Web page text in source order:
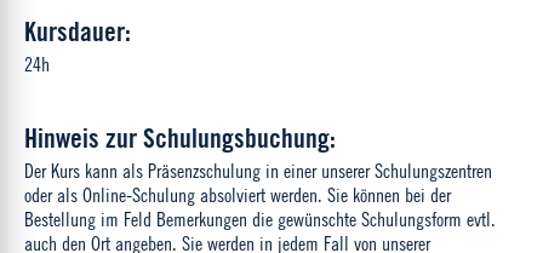
Kursdauer:
24h
Hinweis zur Schulungsbuchung:
Der Kurs kann als Präsenzschulung in einer unserer Schulungszentren
oder als Online-Schulung absolviert werden. Sie können bei der
Bestellung im Feld Bemerkungen die gewünschte Schulungsform evtl.
auch den Ort angeben. Sie werden in jedem Fall von unserer